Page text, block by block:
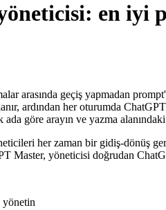
en iyi
arasında geçiş yapmadan
ardından her oturumda
ada göre arayın ve yazma
her zaman bir gidiş-dönüş
Master, yöneticisi doğrudan
yönetin